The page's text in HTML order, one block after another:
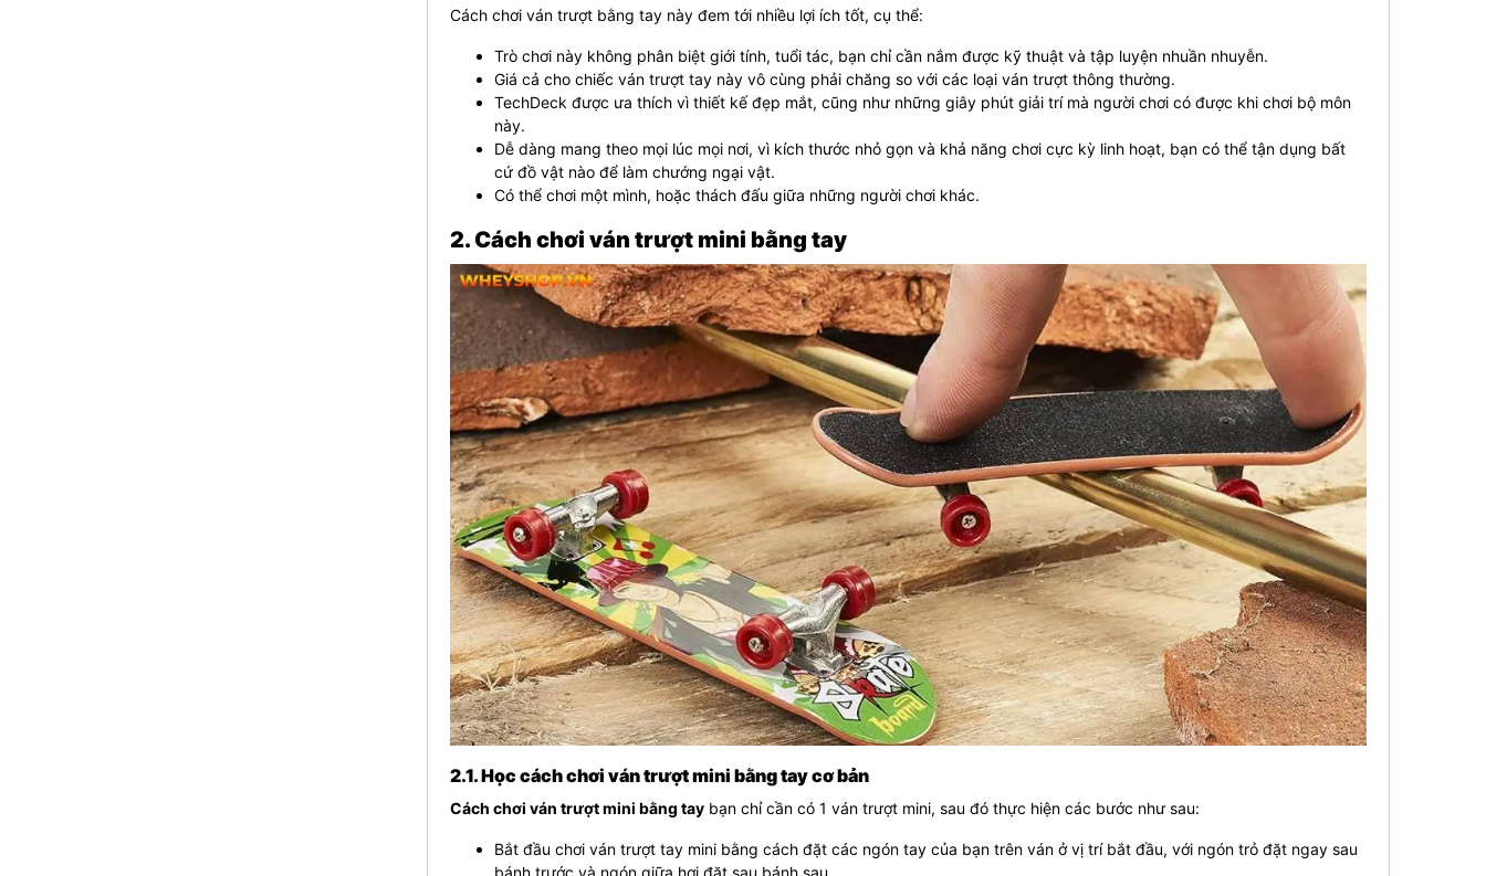
Cách chơi ván trượt bằng tay này đem tới nhiều lợi ích tốt, cụ thể:
Trò chơi này không phân biệt giới tính, tuổi tác, bạn chỉ cần nắm được kỹ thuật và tập luyện nhuần nhuyễn.
Giá cả cho chiếc ván trượt tay này vô cùng phải chăng so với các loại ván trượt thông thường.
TechDeck được ưa thích vì thiết kế đẹp mắt, cũng như những giây phút giải trí mà người chơi có được khi chơi bộ môn
này.
Dễ dàng mang theo mọi lúc mọi nơi, vì kích thước nhỏ gọn và khả năng chơi cực kỳ linh hoạt, bạn có thể tận dụng bất
cứ đồ vật nào để làm chướng ngại vật.
Có thể chơi một mình, hoặc thách đấu giữa những người chơi khác.
2. Cách chơi ván trượt mini bằng tay
2.1. Học cách chơi ván trượt mini bằng tay cơ bản
Cách chơi ván trượt mini bằng taybạn chỉ cần có 1 ván trượt mini, sau đó thực hiện các bước như sau:
Bắt đầu chơi ván trượt tay mini bằng cách đặt các ngón tay của bạn trên ván ở vị trí bắt đầu, với ngón trỏ đặt ngay sau
bánh trước và ngón giữa hơi đặt sau bánh sau.